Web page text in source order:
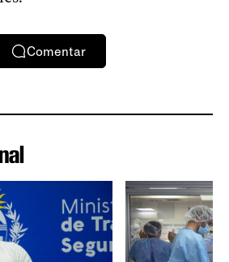
Comentar